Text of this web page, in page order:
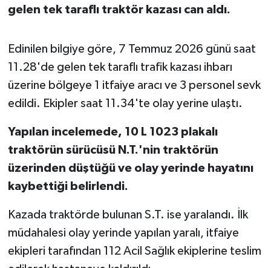
gelen tek taraflı traktör kazası can aldı.
Edinilen bilgiye göre, 7 Temmuz 2026 günü saat
11.28'de gelen tek taraflı trafik kazası ihbarı
üzerine bölgeye 1 itfaiye aracı ve 3 personel sevk
edildi. Ekipler saat 11.34'te olay yerine ulaştı.
Yapılan incelemede, 10 L 1023 plakalı
traktörün sürücüsü N.T.'nin traktörün
üzerinden düştüğü ve olay yerinde hayatını
kaybettiği belirlendi.
Kazada traktörde bulunan S.T. ise yaralandı. İlk
müdahalesi olay yerinde yapılan yaralı, itfaiye
ekipleri tarafından 112 Acil Sağlık ekiplerine teslim
KENT GÜNDEMİ
Kepsut
MAGAZİN
MANŞET
Manyas